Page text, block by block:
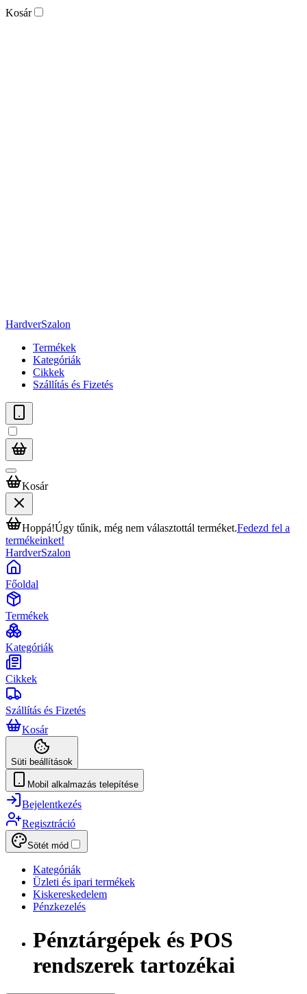
Kosár
HardverSzalon
Termékek
Kategóriák
Cikkek
Szállítás és Fizetés
Kosár
Hoppá!Úgy tűnik, még nem választottál terméket.Fedezd fel a
termékeinket!
HardverSzalon
Főoldal
Termékek
Kategóriák
Cikkek
Szállítás és Fizetés
Kosár
Süti beállítások
Mobil alkalmazás telepítése
Bejelentkezés
Regisztráció
Sötét mód
Kategóriák
Üzleti és ipari termékek
Kiskereskedelem
Pénzkezelés
Pénztárgépek és POS
rendszerek tartozékai